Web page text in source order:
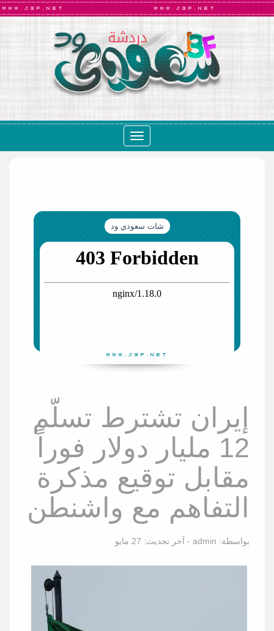
Toggle
navigation
شات سعودي ود
إيران تشترط تسلّم
12 مليار دولار فوراً
مقابل توقيع مذكرة
التفاهم مع واشنطن
بواسطة: admin - آخر تحديث: 27 مايو